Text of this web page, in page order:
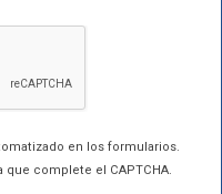
en los formularios.
que complete el CAPTCHA.